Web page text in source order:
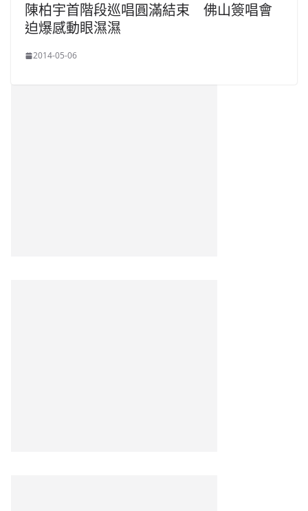
陳柏宇首階段巡唱圓滿結束 佛山簽唱會
迫爆感動眼濕濕
2014-05-06